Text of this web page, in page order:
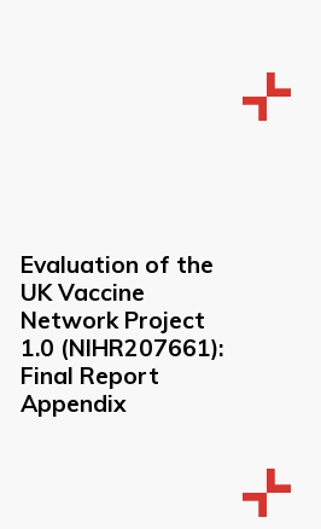
Evaluation of the
UK Vaccine
Network Project
1.0 (NIHR207661):
Final Report
Appendix